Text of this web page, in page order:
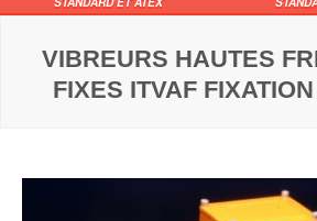
VIBREURS HAUTES
FIXES ITVAF